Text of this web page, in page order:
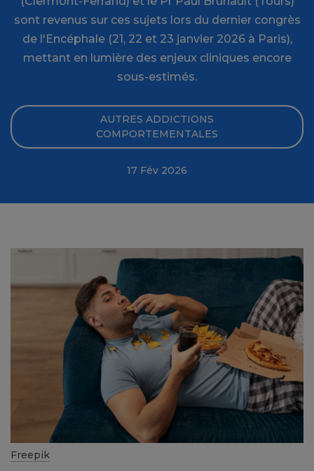
sont revenus sur ces sujets lors du dernier congrès
de l'Encéphale (21, 22 et 23 janvier 2026 à Paris),
mettant en lumière des enjeux cliniques encore
sous-estimés.
AUTRES ADDICTIONS
COMPORTEMENTALES
17 Fév 2026
Freepik